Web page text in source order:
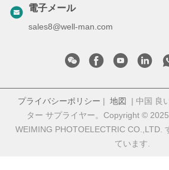
電子メール
sales8@well-man.com
プライバシーポリシー | 地図 | 中国 良
ター サプライヤー。Copyright ©
WEIMING PHOTOELECTRIC CO.,LTD.
ています.